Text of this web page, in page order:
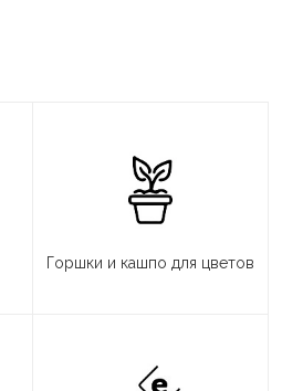
Горшки и кашпо для цветов